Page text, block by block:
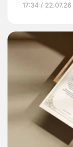
17:34 / 22.07.26